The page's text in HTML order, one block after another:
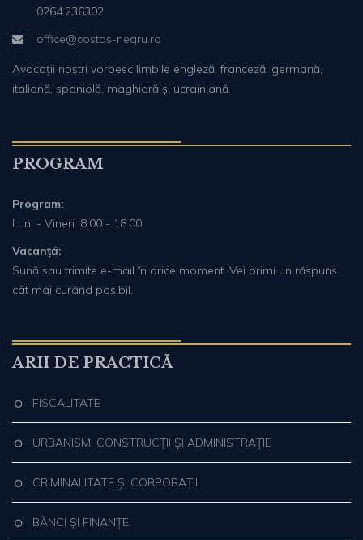
0264.236302
office@costas-negru.ro
Avocații noștri vorbesc limbile engleză, franceză, germană,
italiană, spaniolă, maghiară și ucrainiană.
PROGRAM
Program:
Luni - Vineri: 8:00 - 18:00
Vacanță:
Sună sau trimite e-mail în orice moment. Vei primi un răspuns
cât mai curând posibil.
ARII DE PRACTICĂ
FISCALITATE
URBANISM, CONSTRUCȚII ȘI ADMINISTRAȚIE
CRIMINALITATE ȘI CORPORAȚII
BĂNCI ȘI FINANȚE